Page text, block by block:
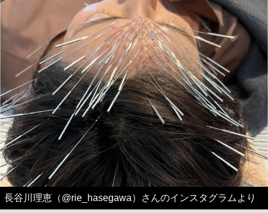
長谷川理恵（@rie_hasegawa）さんのインスタグラムより